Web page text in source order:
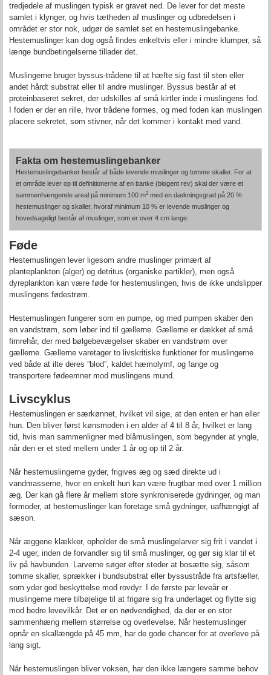
tredjedele af muslingen typisk er gravet ned. De lever for det meste
samlet i klynger, og hvis tætheden af muslinger og udbredelsen i
området er stor nok, udgør de samlet set en hestemuslingebanke.
Hestemuslinger kan dog også findes enkeltvis eller i mindre klumper, så
længe bundbetingelserne tillader det.
Muslingerne bruger byssus-trådene til at hæfte sig fast til sten eller
andet hårdt substrat eller til andre muslinger. Byssus består af et
proteinbaseret sekret, der udskilles af små kirtler inde i muslingens fod.
I foden er der en rille, hvor trådene formes, og med foden kan muslingen
placere sekretet, som stivner, når det kommer i kontakt med vand.
Fakta om hestemuslingebanker
Hestemuslingebanker består af både levende muslinger og tomme skaller. For at
et område lever op til definitionerne af en banke (biogent rev) skal der være et
sammenhængende areal på minimum 100 m2 med en dækningsgrad på 20 %
hestemuslinger og skaller, hvoraf minimum 10 % er levende muslinger og
hovedsageligt består af muslinger, som er over 4 cm lange.
Føde
Hestemuslingen lever ligesom andre muslinger primært af
planteplankton (alger) og detritus (organiske partikler), men også
dyreplankton kan være føde for hestemuslingen, hvis de ikke undslipper
muslingens fødestrøm.
Hestemuslingen fungerer som en pumpe, og med pumpen skaber den
en vandstrøm, som løber ind til gællerne. Gællerne er dækket af små
fimrehår, der med bølgebevægelser skaber en vandstrøm over
gællerne. Gællerne varetager to livskritiske funktioner for muslingerne
ved både at ilte deres ”blod”, kaldet hæmolymf, og fange og
transportere fødeemner mod muslingens mund.
Livscyklus
Hestemuslingen er særkønnet, hvilket vil sige, at den enten er han eller
hun. Den bliver først kønsmoden i en alder af 4 til 8 år, hvilket er lang
tid, hvis man sammenligner med blåmuslingen, som begynder at yngle,
når den er et sted mellem under 1 år og op til 2 år.
Når hestemuslingerne gyder, frigives æg og sæd direkte ud i
vandmasserne, hvor en enkelt hun kan være frugtbar med over 1 million
æg. Der kan gå flere år mellem store synkroniserede gydninger, og man
formoder, at hestemuslinger kan foretage små gydninger, uafhængigt af
sæson.
Når æggene klækker, opholder de små muslingelarver sig frit i vandet i
2-4 uger, inden de forvandler sig til små muslinger, og gør sig klar til et
liv på havbunden. Larverne søger efter steder at bosætte sig, såsom
tomme skaller, sprækker i bundsubstrat eller byssustråde fra artsfæller,
som yder god beskyttelse mod rovdyr. I de første par leveår er
muslingerne mere tilbøjelige til at frigøre sig fra underlaget og flytte sig
mod bedre levevilkår. Det er en nødvendighed, da der er en stor
sammenhæng mellem størrelse og overlevelse. Når hestemuslinger
opnår en skallængde på 45 mm, har de gode chancer for at overleve på
lang sigt.
Når hestemuslingen bliver voksen, har den ikke længere samme behov